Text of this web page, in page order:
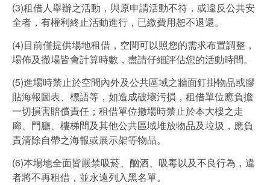
(3)租借人舉辦之活動，與原申請活動不符，或違反公共安
全者，有權利終止活動進行，已繳費用恕不退還。
(4)目前僅提供場地租借，空間可以照您的需求布置調整，
場佈及撤場皆會計算時數，盡請仔細評估您的活動時間。
(5)進場時禁止於空間內外及公共區域之牆面釘掛物品或膠
貼海報圖表、標語等，如造成破壞污損，租借單位應負擔
一切損害賠償責任；租借單位撤場時禁止於本大樓之走
廊、門廳、樓梯間及其他公共區域堆放物品及垃圾，應負
責清除自帶之海報或展示架等物品。
(6)本場地全面皆嚴禁吸菸、酗酒、吸毒以及不良行為，違
者將不再租借，並永遠列入黑名單。